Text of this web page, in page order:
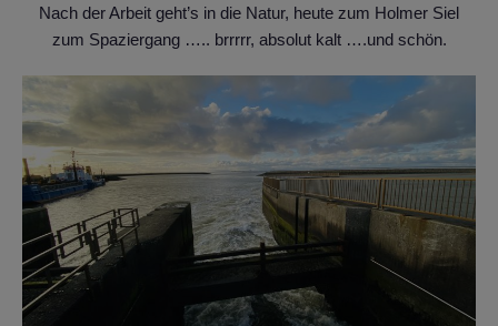
Nach der Arbeit geht’s in die Natur, heute zum Holmer Siel
zum Spaziergang ….. brrrrr, absolut kalt ….und schön.